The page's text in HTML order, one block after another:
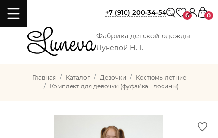
Фабрика детской одежды
Лунёвой Н. Г.
+7 (910) 200-34-54 0 0
Главная Каталог Девочки
Костюмы летние
Комплект для девочки (фуфайка+ лосины)